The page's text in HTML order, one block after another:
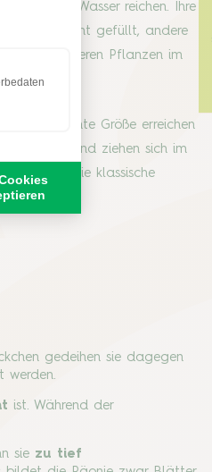
Fall das Wasser reichen. Ihre
sind dicht gefüllt, andere
allen anderen Pflanzen im
imposante Größe erreichen
aus und ziehen sich im
wie die klassische
gedeihen sie dagegen
werden.
ist. Während der
sie zu tief